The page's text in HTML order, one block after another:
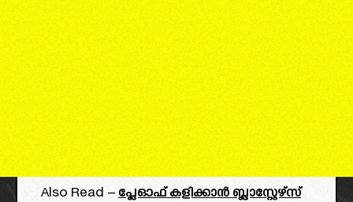
Also Read – പ്ലേഓഫ് കളിക്കാൻ ബ്ലാസ്റ്റേഴ്‌സ്